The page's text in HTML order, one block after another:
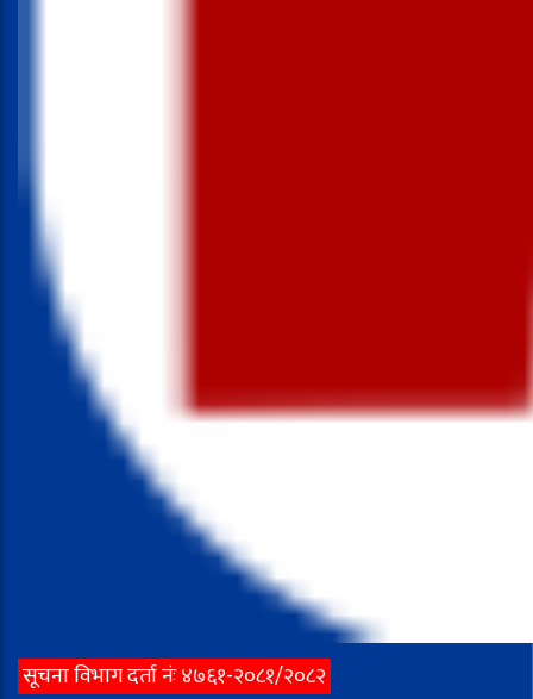
सूचना विभाग दर्ता नंः ४७६१-२०८१/२०८२